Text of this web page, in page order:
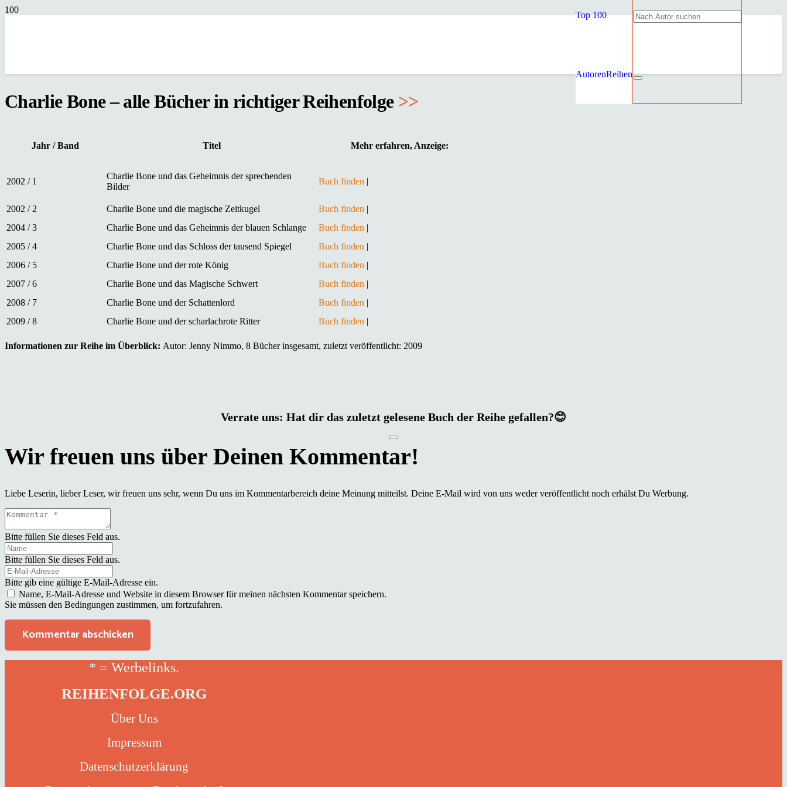
Top 100
AutorenReihen
Charlie Bone – alle Bücher in richtiger Reihenfolge >>
Jahr / Band Titel Mehr erfahren, Anzeige:
2002 / 1
Charlie Bone und das Geheimnis der sprechenden
Bilder
Buch finden |
2002 / 2 Charlie Bone und die magische Zeitkugel Buch finden |
2004 / 3
Charlie Bone und das Geheimnis der blauen Schlange Buch finden |
2005 / 4
Charlie Bone und das Schloss der tausend Spiegel Buch finden |
2006 / 5
Charlie Bone und der rote König Buch finden |
2007 / 6
Charlie Bone und das Magische Schwert Buch finden |
2008 / 7
Charlie Bone und der Schattenlord Buch finden |
2009 / 8
Charlie Bone und der scharlachrote Ritter Buch finden |
Informationen zur Reihe im Überblick: Autor: Jenny Nimmo, 8 Bücher insgesamt, zuletzt veröffentlicht: 2009
Verrate uns: Hat dir das zuletzt gelesene Buch der Reihe gefallen?😊
Liebe Leserin, lieber Leser, wir freuen uns sehr, wenn Du uns im Kommentarbereich deine Meinung mitteilst. Deine E-Mail wird von uns weder veröffentlicht noch erhälst Du Werbung.
Bitte füllen Sie dieses Feld aus.
Bitte füllen Sie dieses Feld aus.
Bitte gib eine gültige E-Mail-Adresse ein.
Name, E-Mail-Adresse und Website in diesem Browser für meinen nächsten Kommentar speichern.
Sie müssen den Bedingungen zustimmen, um fortzufahren.
Kommentar abschicken
* = Werbelinks.
REIHENFOLGE.ORG
Über Uns
Impressum
Datenschutzerklärung